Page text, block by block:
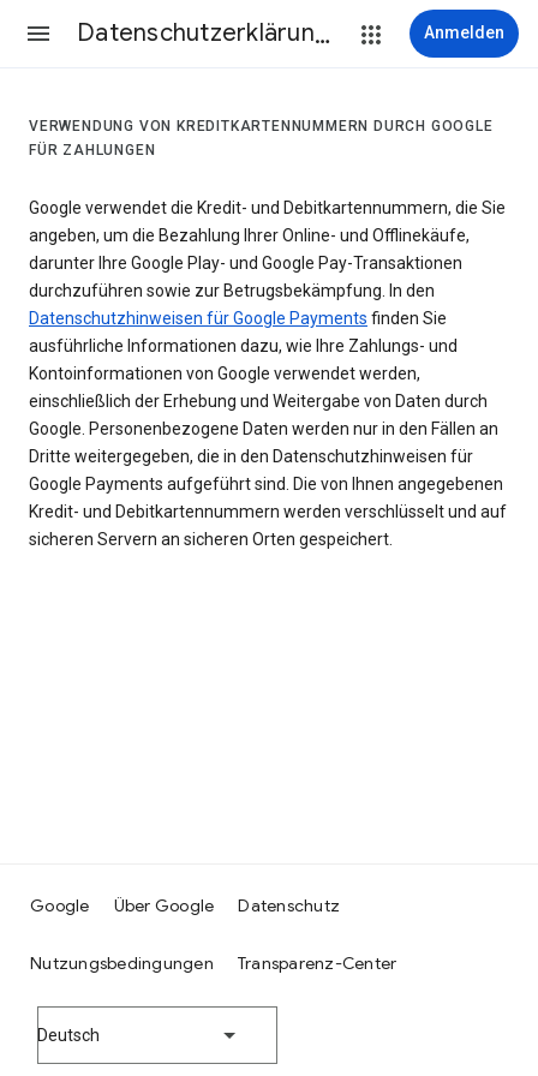
Datenschutzerklärung & Nutzungsbedingungen Anmelden
VERWENDUNG VON KREDITKARTENNUMMERN DURCH GOOGLE
FÜR ZAHLUNGEN
Google verwendet die Kredit- und Debitkartennummern, die Sie
angeben, um die Bezahlung Ihrer Online- und Offlinekäufe,
darunter Ihre Google Play- und Google Pay-Transaktionen
durchzuführen sowie zur Betrugsbekämpfung. In den
Datenschutzhinweisen für Google Payments finden Sie
ausführliche Informationen dazu, wie Ihre Zahlungs- und
Kontoinformationen von Google verwendet werden,
einschließlich der Erhebung und Weitergabe von Daten durch
Google. Personenbezogene Daten werden nur in den Fällen an
Dritte weitergegeben, die in den Datenschutzhinweisen für
Google Payments aufgeführt sind. Die von Ihnen angegebenen
Kredit- und Debitkartennummern werden verschlüsselt und auf
sicheren Servern an sicheren Orten gespeichert.
Google Über Google Datenschutz
Nutzungsbedingungen Transparenz-Center
Deutsch